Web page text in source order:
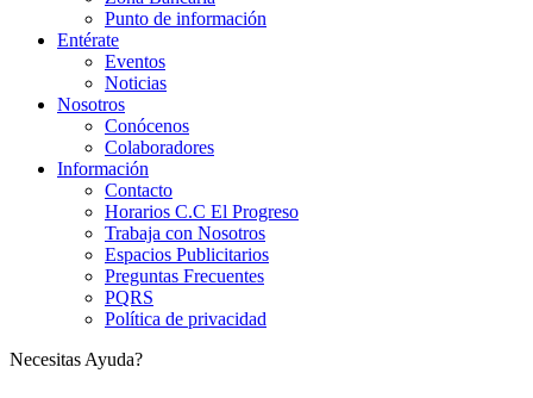
Punto de información
Entérate
Eventos
Noticias
Nosotros
Conócenos
Colaboradores
Información
Contacto
Horarios C.C El Progreso
Trabaja con Nosotros
Espacios Publicitarios
Preguntas Frecuentes
PQRS
Política de privacidad
Necesitas Ayuda?